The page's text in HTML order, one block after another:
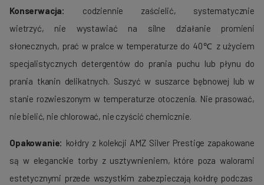
Konserwacja:
codziennie zaścielić, systematycznie
wietrzyć, nie wystawiać na silne działanie promieni
słonecznych, prać w pralce w temperaturze do 40℃ z użyciem
specjalistycznych detergentów do prania puchu lub płynu do
prania tkanin delikatnych. Suszyć w suszarce bębnowej lub w
stanie rozwieszonym w temperaturze otoczenia. Nie prasować,
nie bielić, nie chlorować, nie czyścić chemicznie.
Opakowanie: kołdry z kolekcji AMZ Silver Prestige zapakowane
są w eleganckie torby z usztywnieniem, które poza walorami
estetycznymi przede wszystkim zabezpieczają kołdrę podczas